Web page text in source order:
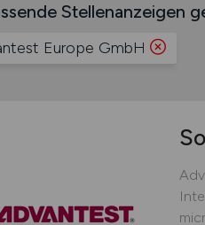
Stellenanzeigen
Europe GmbH